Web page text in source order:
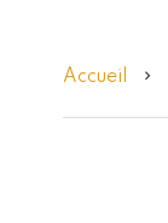
Accueil